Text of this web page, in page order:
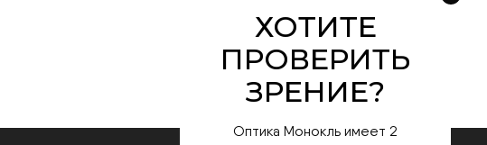
Оптика Монокль имеет 2